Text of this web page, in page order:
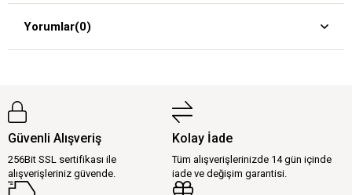
Yorumlar(0)
Güvenli Alışveriş
256Bit SSL sertifikası ile
alışverişleriniz güvende.
Kolay İade
Tüm alışverişlerinizde 14 gün içinde
iade ve değişim garantisi.